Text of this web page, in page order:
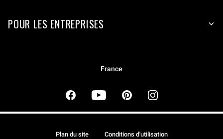
POUR LES ENTREPRISES
France
Plan du site Conditions d'utilisation